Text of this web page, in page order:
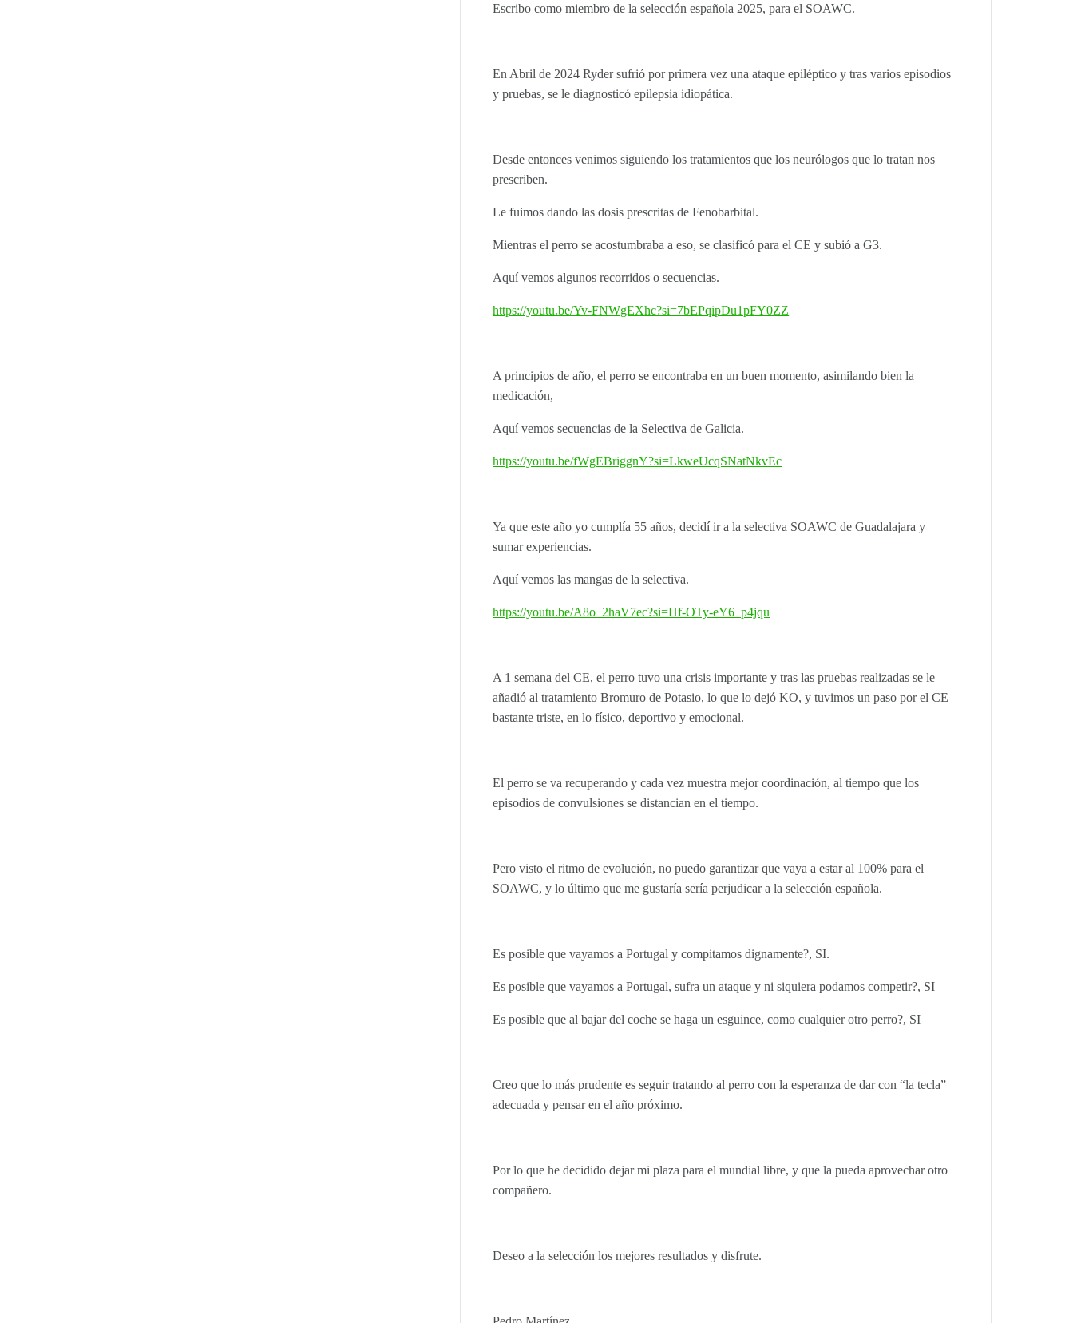
Escribo como miembro de la selección española 2025, para el SOAWC.
En Abril de 2024 Ryder sufrió por primera vez una ataque epiléptico y tras varios episodios
y pruebas, se le diagnosticó epilepsia idiopática.
Desde entonces venimos siguiendo los tratamientos que los neurólogos que lo tratan nos
prescriben.
Le fuimos dando las dosis prescritas de Fenobarbital.
Mientras el perro se acostumbraba a eso, se clasificó para el CE y subió a G3.
Aquí vemos algunos recorridos o secuencias.
https://youtu.be/Yv-FNWgEXhc?si=7bEPqipDu1pFY0ZZ
A principios de año, el perro se encontraba en un buen momento, asimilando bien la
medicación,
Aquí vemos secuencias de la Selectiva de Galicia.
https://youtu.be/fWgEBriggnY?si=LkweUcqSNatNkvEc
Ya que este año yo cumplía 55 años, decidí ir a la selectiva SOAWC de Guadalajara y
sumar experiencias.
Aquí vemos las mangas de la selectiva.
https://youtu.be/A8o_2haV7ec?si=Hf-OTy-eY6_p4jqu
A 1 semana del CE, el perro tuvo una crisis importante y tras las pruebas realizadas se le
añadió al tratamiento Bromuro de Potasio, lo que lo dejó KO, y tuvimos un paso por el CE
bastante triste, en lo físico, deportivo y emocional.
El perro se va recuperando y cada vez muestra mejor coordinación, al tiempo que los
episodios de convulsiones se distancian en el tiempo.
Pero visto el ritmo de evolución, no puedo garantizar que vaya a estar al 100% para el
SOAWC, y lo último que me gustaría sería perjudicar a la selección española.
Es posible que vayamos a Portugal y compitamos dignamente?, SI.
Es posible que vayamos a Portugal, sufra un ataque y ni siquiera podamos competir?, SI
Es posible que al bajar del coche se haga un esguince, como cualquier otro perro?, SI
Creo que lo más prudente es seguir tratando al perro con la esperanza de dar con “la tecla”
adecuada y pensar en el año próximo.
Por lo que he decidido dejar mi plaza para el mundial libre, y que la pueda aprovechar otro
compañero.
Deseo a la selección los mejores resultados y disfrute.